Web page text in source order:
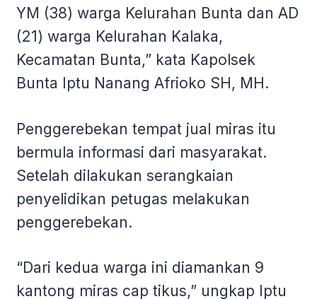
YM (38) warga Kelurahan Bunta dan AD
(21) warga Kelurahan Kalaka,
Kecamatan Bunta,” kata Kapolsek
Bunta Iptu Nanang Afrioko SH, MH.
Penggerebekan tempat jual miras itu
bermula informasi dari masyarakat.
Setelah dilakukan serangkaian
penyelidikan petugas melakukan
penggerebekan.
“Dari kedua warga ini diamankan 9
kantong miras cap tikus,” ungkap Iptu